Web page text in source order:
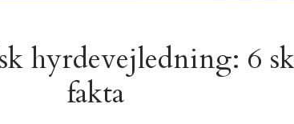
hyrdevejledning: 6
fakta